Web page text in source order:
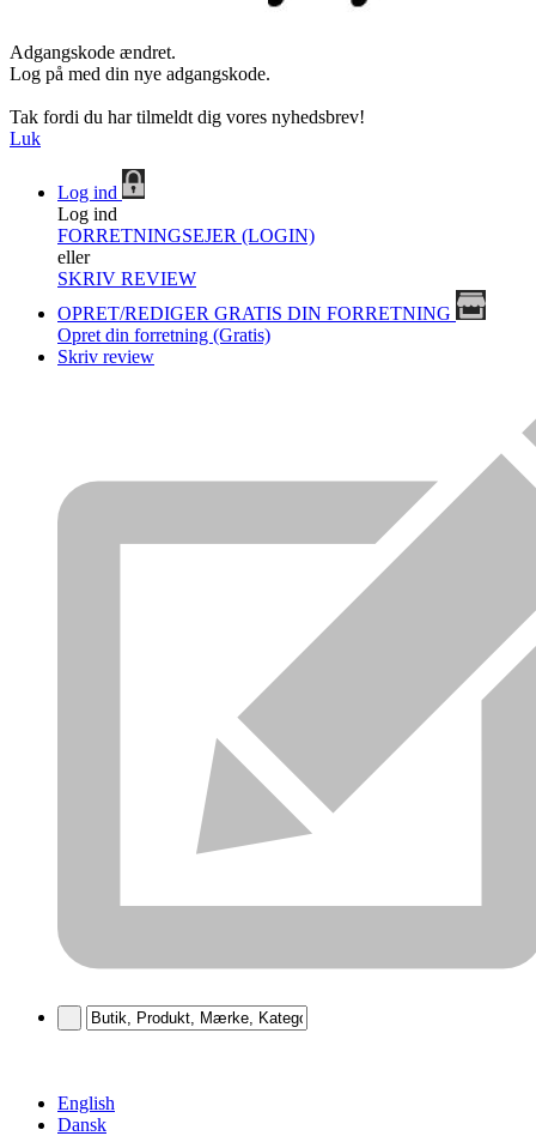
Adgangskode ændret.
Log på med din nye adgangskode.
Tak fordi du har tilmeldt dig vores nyhedsbrev!
Luk
Log ind
Log ind
FORRETNINGSEJER (LOGIN)
eller
SKRIV REVIEW
OPRET/REDIGER GRATIS DIN FORRETNING
Opret din forretning (Gratis)
Skriv review
English
Dansk